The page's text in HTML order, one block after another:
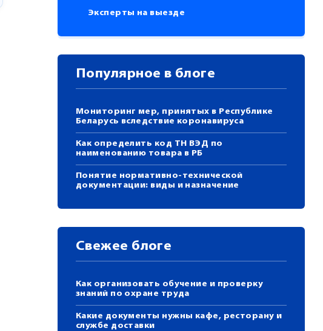
Эксперты на выезде
Популярное в блоге
Мониторинг мер, принятых в Республике
Беларусь вследствие коронавируса
Как определить код ТН ВЭД по
наименованию товара в РБ
Понятие нормативно-технической
документации: виды и назначение
Свежее блоге
Как организовать обучение и проверку
знаний по охране труда
Какие документы нужны кафе, ресторану и
службе доставки